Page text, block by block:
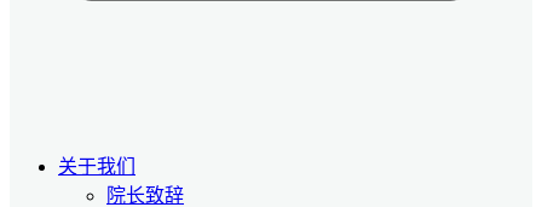
关于我们
院长致辞